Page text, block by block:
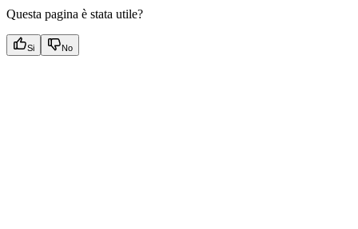
Questa pagina è stata utile?
Si No